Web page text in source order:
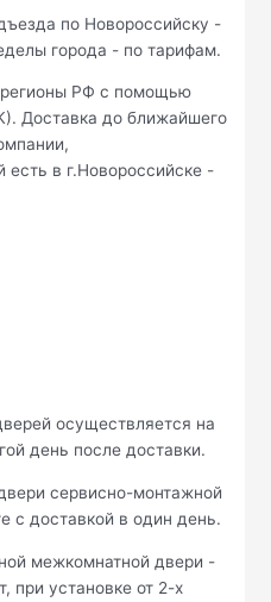
по Новороссийску -
города - по тарифам.
регионы РФ с помощью
Доставка до ближайшего
есть в г.Новороссийске -
осуществляется на
день после доставки.
сервисно-монтажной
с доставкой в один день.
межкомнатной двери -
при установке от 2-х